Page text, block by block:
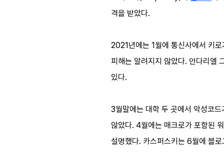
격을 받았다.
2021년에는 1월에 통신사에서 키
피해는 알려지지 않았다. 안다리엘
있다.
3월말에는 대학 두 곳에서 악성코
않았다. 4월에는 매크로가 포함된
설명했다. 카스퍼스키는 6월에 블